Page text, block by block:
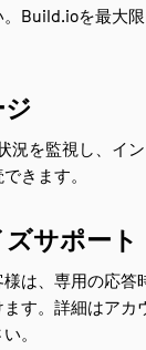
。Build.ioを最大
況を監視し、イ
きます。
サポート
は、専用の応答
す。詳細はアカ
。